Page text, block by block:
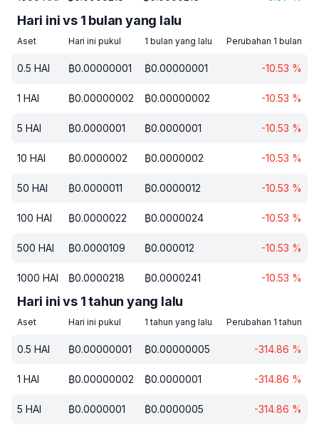
Hari ini vs 1 bulan yang lalu
Aset Hari ini pukul 1 bulan yang lalu Perubahan 1 bulan
0.5 HAI ₿0.00000001 ₿0.00000001 -10.53 %
1 HAI ₿0.00000002 ₿0.00000002 -10.53 %
5 HAI ₿0.0000001 ₿0.0000001 -10.53 %
10 HAI ₿0.0000002 ₿0.0000002 -10.53 %
50 HAI ₿0.0000011 ₿0.0000012 -10.53 %
100 HAI ₿0.0000022 ₿0.0000024 -10.53 %
500 HAI ₿0.0000109 ₿0.000012 -10.53 %
1000 HAI ₿0.0000218 ₿0.0000241 -10.53 %
Hari ini vs 1 tahun yang lalu
Aset Hari ini pukul 1 tahun yang lalu Perubahan 1 tahun
0.5 HAI ₿0.00000001 ₿0.00000005 -314.86 %
1 HAI ₿0.00000002 ₿0.0000001 -314.86 %
5 HAI ₿0.0000001 ₿0.0000005 -314.86 %